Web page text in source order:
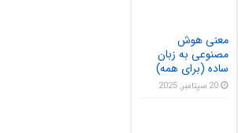
معنی هوش
مصنوعی به زبان
ساده (برای همه)
20 سپتامبر, 2025